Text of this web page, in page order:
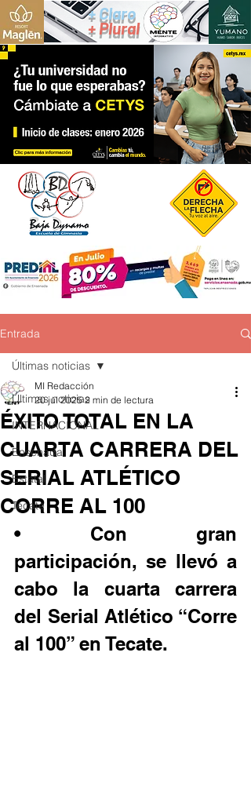
+ Claro
+ Plural
Entrada
Últimas noticias
INTERNACIONAL
Ensenada
Estatal
Tecate
Últimas noticias
ÉXITO TOTAL EN LA
CUARTA CARRERA DEL
SERIAL ATLÉTICO
CORRE AL 100
MI Redacción
20 jul 2025 2 min de lectura
• Con gran
participación, se llevó a
cabo la cuarta carrera
del Serial Atlético “Corre
al 100” en Tecate.